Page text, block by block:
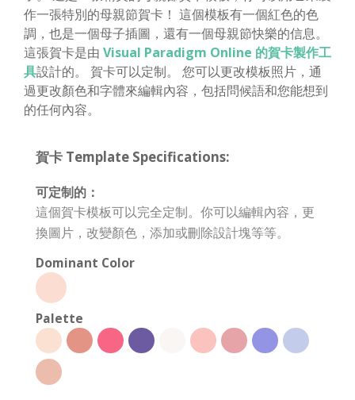
作一張特別的母親節賀卡！ 這個模板有一個紅色的色
調，也是一個母子插圖，還有一個母親節快樂的信息。
這張賀卡是由 Visual Paradigm Online 的賀卡製作工
具設計的。 賀卡可以定制。 您可以更改模板照片，通
過更改顏色和字體來編輯內容，包括問候語和您能想到
的任何內容。
賀卡 Template Specifications:
可定制的：
這個賀卡模板可以完全定制。你可以編輯內容，更
換圖片，改變顏色，添加或刪除設計塊等等。
Dominant Color
Palette